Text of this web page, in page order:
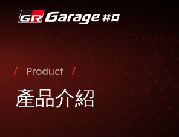
據點簡介
品牌故事
專業團隊
會員資料
訂單紀錄
Product
產品介紹